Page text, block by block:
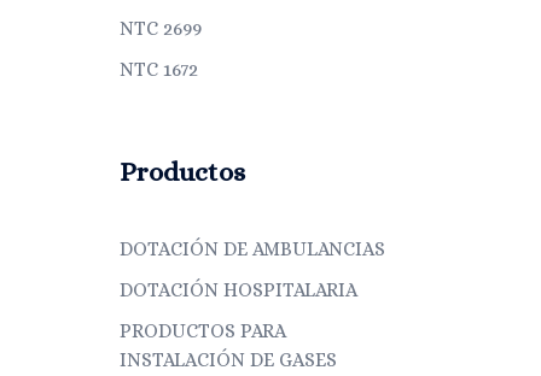
NTC 2699
NTC 1672
Productos
DOTACIÓN DE AMBULANCIAS
DOTACIÓN HOSPITALARIA
PRODUCTOS PARA
INSTALACIÓN DE GASES